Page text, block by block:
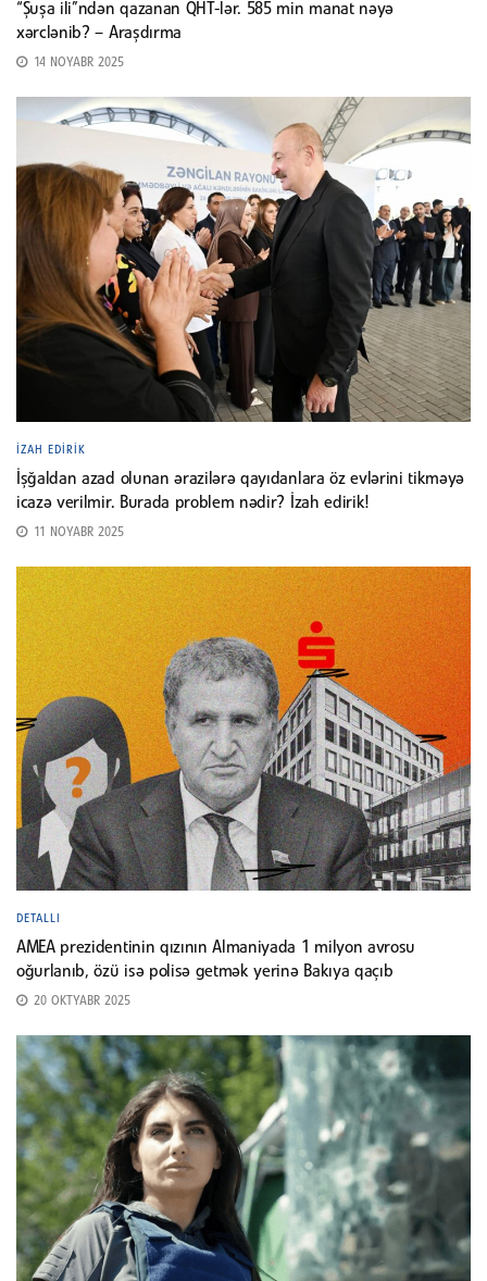
“Şuşa ili”ndən qazanan QHT-lər. 585 min manat nəyə
xərclənib? – Araşdırma
14 NOYABR 2025
İZAH EDIRIK
İşğaldan azad olunan ərazilərə qayıdanlara öz evlərini tikməyə
icazə verilmir. Burada problem nədir? İzah edirik!
11 NOYABR 2025
DETALLI
AMEA prezidentinin qızının Almaniyada 1 milyon avrosu
oğurlanıb, özü isə polisə getmək yerinə Bakıya qaçıb
20 OKTYABR 2025